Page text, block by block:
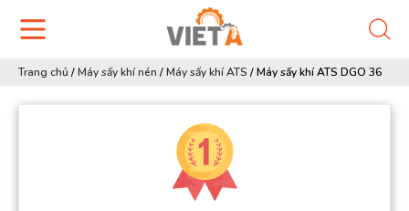
Trang chủ /Máy sấy khí nén /Máy sấy khí ATS /Máy sấy khí ATS DGO 36